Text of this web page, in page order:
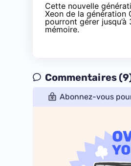
Cette nouvelle
Xeon de la génération
pourront gérer
mémoire.
Commentaires
Abonnez-vous